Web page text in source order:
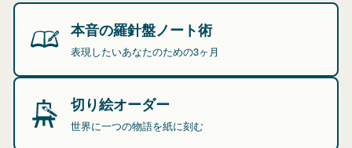
本音の羅針盤ノート術
表現したいあなたのための3ヶ月
切り絵オーダー
世界に一つの物語を紙に刻む